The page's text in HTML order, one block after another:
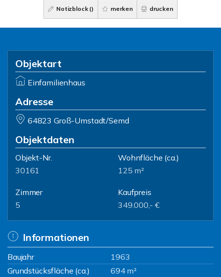
Notizblock () merken drucken
Objektart
Einfamilienhaus
Adresse
64823 Groß-Umstadt/Semd
Objektdaten
Objekt-Nr.
30161
Wohnfläche (ca.)
125 m²
Zimmer
5
Kaufpreis
349.000,- €
Informationen
Baujahr
1963
Grundstücksfläche (ca.)
694 m²